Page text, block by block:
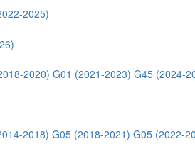
2025)
2020) G01 (2021-2023) G45 (2024-
2018) G05 (2018-2021) G05 (2022-